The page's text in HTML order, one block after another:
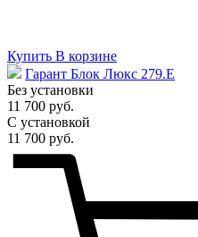
Купить В корзине
Гарант Блок Люкс 279.E
Без установки
11 700 руб.
С установкой
11 700 руб.